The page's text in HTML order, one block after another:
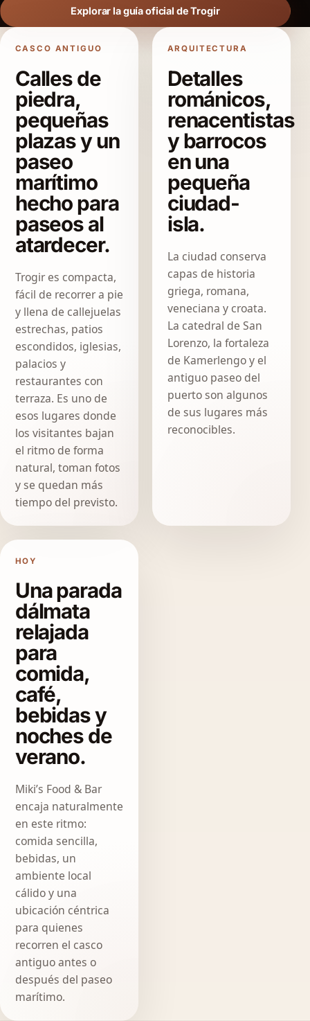
Explorar la guía oficial de Trogir
CASCO ANTIGUO
Calles de
piedra,
pequeñas
plazas y un
paseo
marítimo
hecho para
paseos al
atardecer.
Trogir es compacta,
fácil de recorrer a pie
y llena de callejuelas
estrechas, patios
escondidos, iglesias,
palacios y
restaurantes con
terraza. Es uno de
esos lugares donde
los visitantes bajan
el ritmo de forma
natural, toman fotos
y se quedan más
tiempo del previsto.
ARQUITECTURA
Detalles
románicos,
renacentistas
y barrocos
en una
pequeña
ciudad-
isla.
La ciudad conserva
capas de historia
griega, romana,
veneciana y croata.
La catedral de San
Lorenzo, la fortaleza
de Kamerlengo y el
antiguo paseo del
puerto son algunos
de sus lugares más
reconocibles.
HOY
Una parada
dálmata
relajada
para
comida,
café,
bebidas y
noches de
verano.
Miki’s Food & Bar
encaja naturalmente
en este ritmo:
comida sencilla,
bebidas, un
ambiente local
cálido y una
ubicación céntrica
para quienes
recorren el casco
antiguo antes o
después del paseo
marítimo.